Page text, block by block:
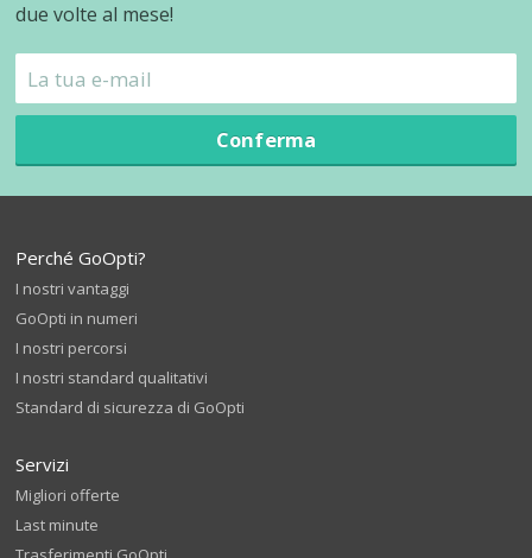
due volte al mese!
Conferma
Perché GoOpti?
I nostri vantaggi
GoOpti in numeri
I nostri percorsi
I nostri standard qualitativi
Standard di sicurezza di GoOpti
Servizi
Migliori offerte
Last minute